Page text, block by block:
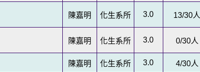
陳嘉明 化生系所 3.0 13/30人
陳嘉明 化生系所 3.0 0/30人
陳嘉明 化生系所 3.0 4/30人